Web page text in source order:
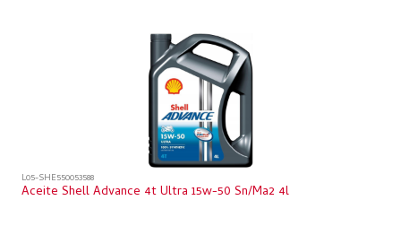
L05-SHE550053588
Aceite Shell Advance 4t Ultra 15w-50 Sn/ma2 4l